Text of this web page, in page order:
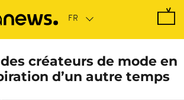
créateurs de mode en
d’un autre temps